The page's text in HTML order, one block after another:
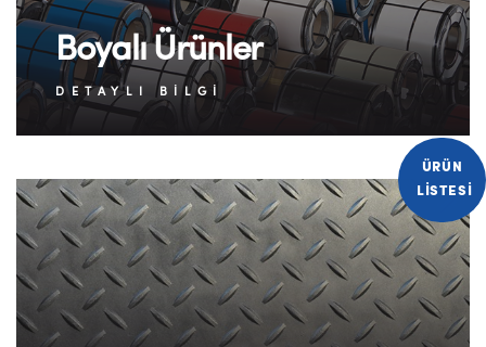
ÜRÜN
LISTESI
Boyalı Ürünler
DETAYLI BILGI